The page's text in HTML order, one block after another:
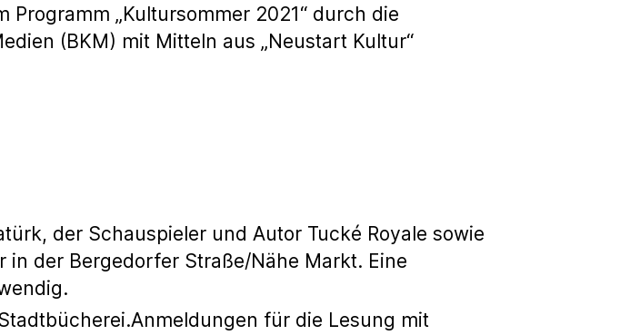
„Kultursommer 2021“ durch die
(BKM) mit Mitteln aus „Neustart Kultur“
der Schauspieler und Autor Tucké Royale sowie
in der Bergedorfer Straße/Nähe Markt. Eine
für die Lesung mit